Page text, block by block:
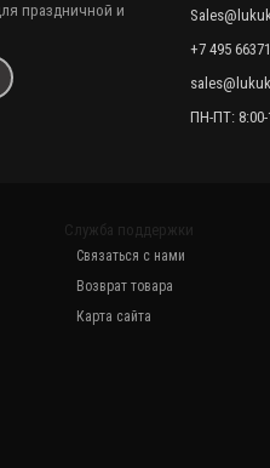
праздничной и
+7 495
ПН-ПТ:
Служба поддержки
Связаться с нами
Возврат товара
Карта сайта